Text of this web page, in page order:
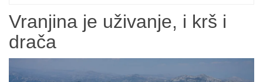
Vranjina je uživanje, i krš i
drača